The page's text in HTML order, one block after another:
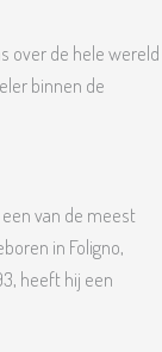
over de hele wereld
binnen de
van de meest
in Foligno,
heeft hij een